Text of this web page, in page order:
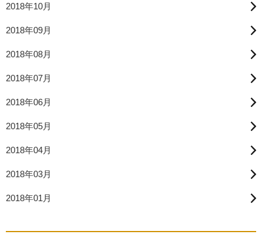
2018年10月
2018年09月
2018年08月
2018年07月
2018年06月
2018年05月
2018年04月
2018年03月
2018年01月